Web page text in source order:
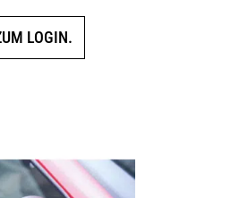
LOGIN.